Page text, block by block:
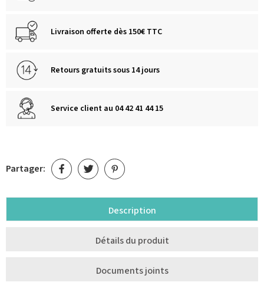
Livraison offerte dès 150€ TTC
Retours gratuits sous 14 jours
Service client au 04 42 41 44 15
Partager:
Description
Détails du produit
Documents joints